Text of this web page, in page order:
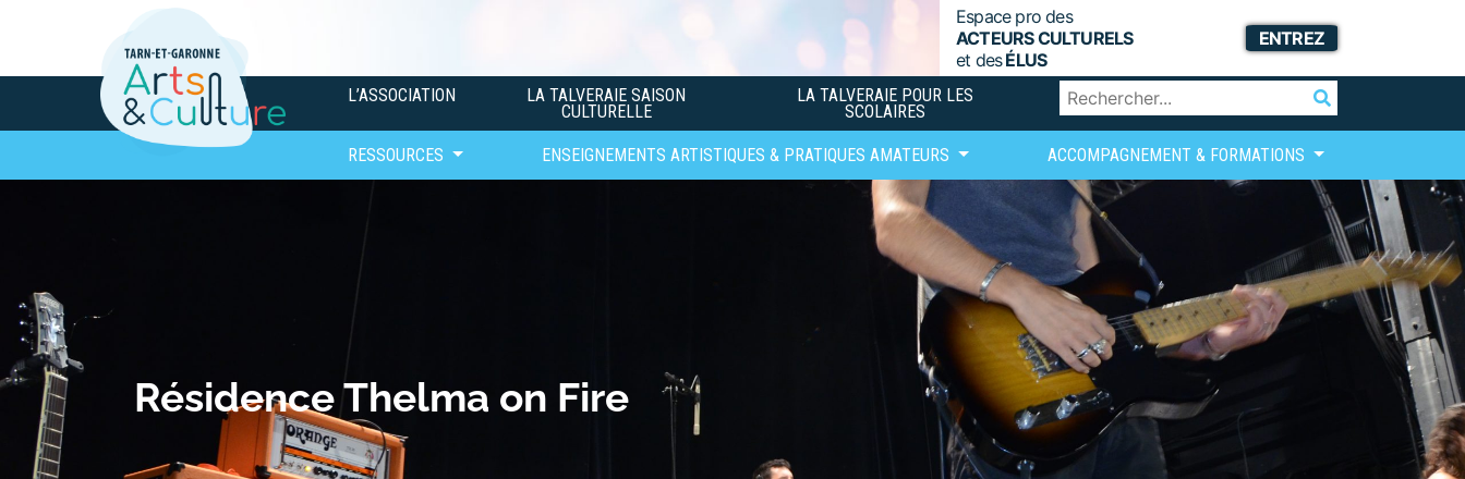
Espace pro des
ACTEURS CULTURELS
et desÉLUS
ENTREZ
L’ASSOCIATION LA TALVERAIE SAISON
CULTURELLE
LA TALVERAIE POUR LES
SCOLAIRES
RESSOURCES ENSEIGNEMENTS ARTISTIQUES & PRATIQUES AMATEURS ACCOMPAGNEMENT & FORMATIONS
Résidence Thelma on Fire